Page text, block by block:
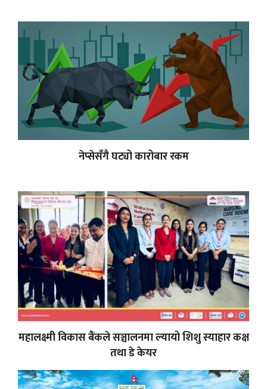
नेप्सेसँगै घट्यो कारोबार रकम
महालक्ष्मी विकास बैंकले सञ्चालनमा ल्यायो शिशु स्याहार कक्ष
तथा डे केयर